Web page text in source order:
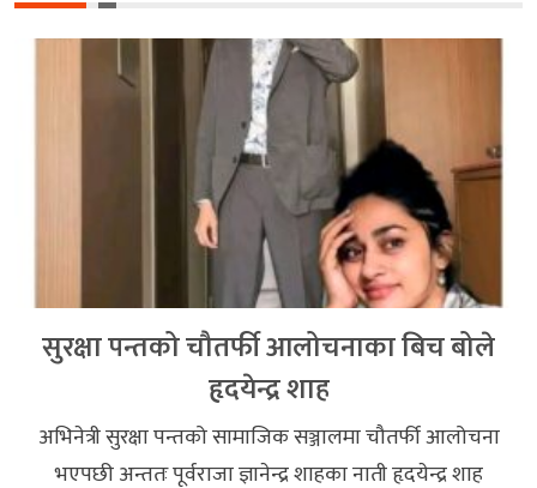
सुरक्षा पन्तको चौतर्फी आलोचनाका बिच बोले
हृदयेन्द्र शाह
अभिनेत्री सुरक्षा पन्तको सामाजिक सञ्जालमा चौतर्फी आलोचना
भएपछी अन्ततः पूर्वराजा ज्ञानेन्द्र शाहका नाती हृदयेन्द्र शाह